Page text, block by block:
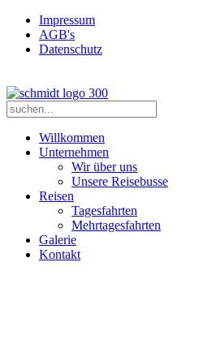
Impressum
AGB's
Datenschutz
Willkommen
Unternehmen
Wir über uns
Unsere Reisebusse
Reisen
Tagesfahrten
Mehrtagesfahrten
Galerie
Kontakt